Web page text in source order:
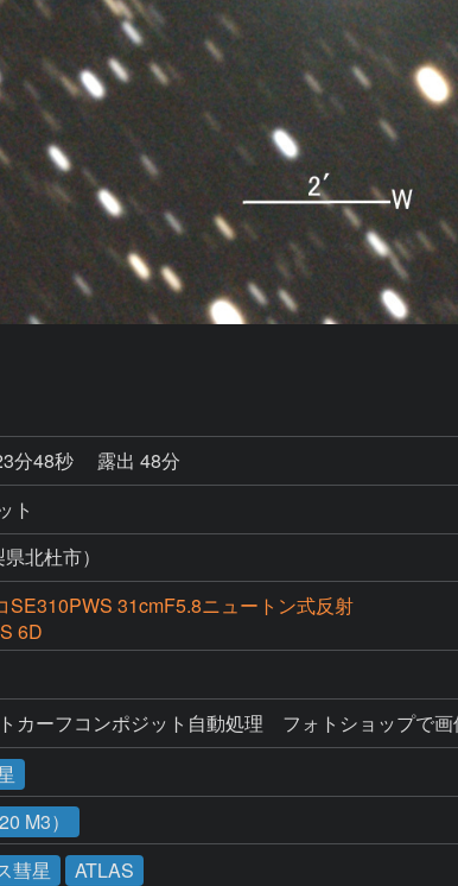
分48秒
露出 48分
ト
北杜市）
SE310PWS 31cmF5.8ニュートン式反射
6D
カーフコンポジット自動処理　フォトショップで
M3）
彗星 ATLAS